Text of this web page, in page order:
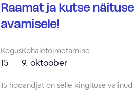
Raamat ja kutse näituse
avamisele!
Kogus
15
Kohaletoimetamine
9. oktoober
15 hooandjat on selle kingituse valinud